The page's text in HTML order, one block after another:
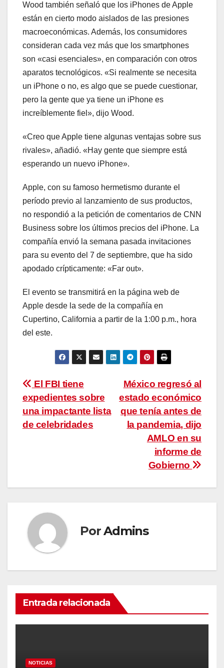
Wood también señaló que los iPhones de Apple
están en cierto modo aislados de las presiones
macroeconómicas. Además, los consumidores
consideran cada vez más que los smartphones
son «casi esenciales», en comparación con otros
aparatos tecnológicos. «Si realmente se necesita
un iPhone o no, es algo que se puede cuestionar,
pero la gente que ya tiene un iPhone es
increíblemente fiel», dijo Wood.
«Creo que Apple tiene algunas ventajas sobre sus
rivales», añadió. «Hay gente que siempre está
esperando un nuevo iPhone».
Apple, con su famoso hermetismo durante el
período previo al lanzamiento de sus productos,
no respondió a la petición de comentarios de CNN
Business sobre los últimos precios del iPhone. La
compañía envió la semana pasada invitaciones
para su evento del 7 de septiembre, que ha sido
apodado crípticamente: «Far out».
El evento se transmitirá en la página web de
Apple desde la sede de la compañía en
Cupertino, California a partir de la 1:00 p.m., hora
del este.
Navegación
de
entradas
México regresó al
estado económico
que tenía antes de
la pandemia, dijo
AMLO en su
informe de
Gobierno
El FBI tiene
expedientes sobre
una impactante lista
de celebridades
PorAdmins
Entrada relacionada
NOTICIAS